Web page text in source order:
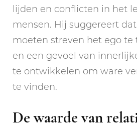
lijden en conflicten in het
mensen. Hij suggereert
moeten streven het ego te
en een gevoel van
te ontwikkelen om ware
te vinden.
De waarde van